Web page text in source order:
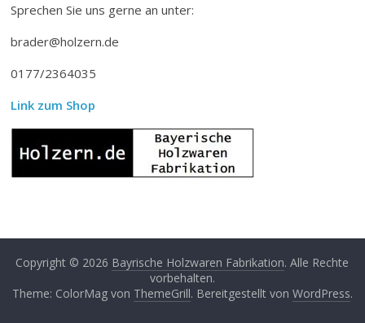
Sprechen Sie uns gerne an unter:
brader@holzern.de
0177/2364035
Link zum Shop
Copyright © 2026 Bayrische Holzwaren Fabrikation. Alle Rechte
vorbehalten.
Theme: ColorMag von ThemeGrill. Bereitgestellt von WordPress.